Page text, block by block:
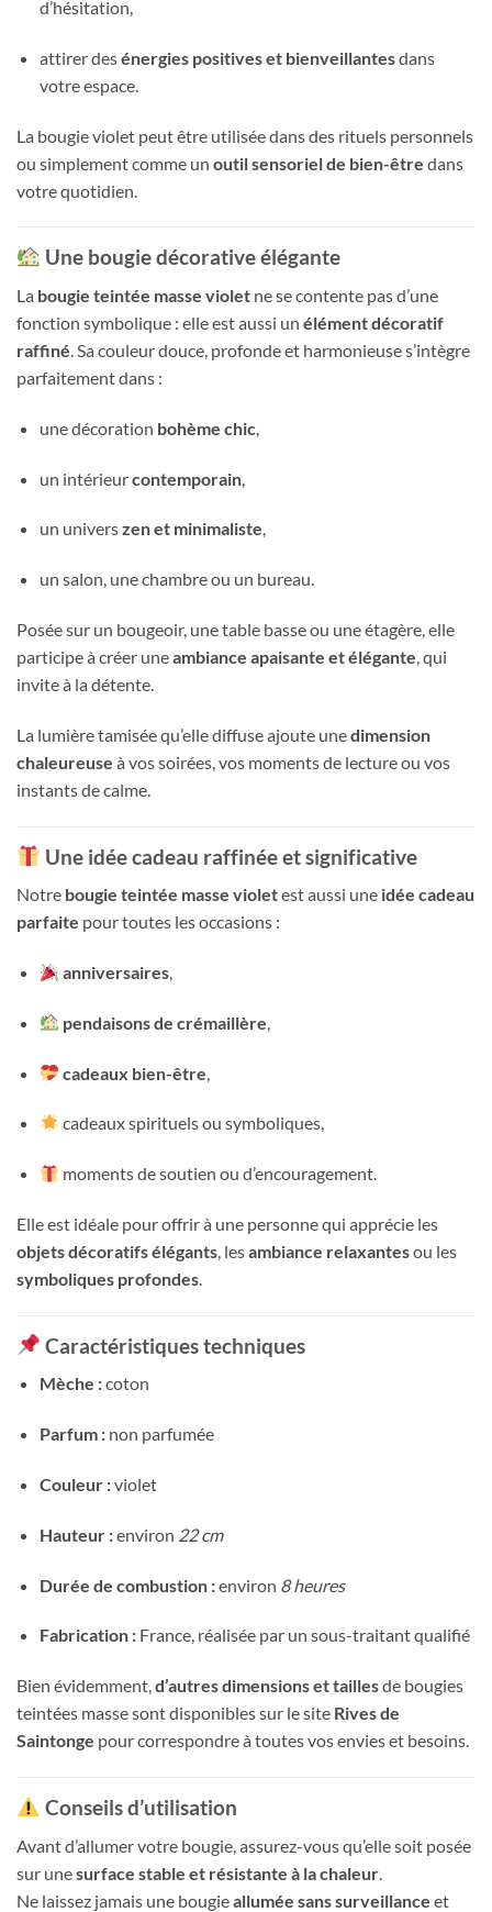
d’hésitation,
attirer desénergies positives et bienveillantesdans
votre espace.
La bougie violet peut être utilisée dans des rituels personnels
ou simplement comme un outil sensoriel de bien-être dans
votre quotidien.
Une bougie décorative élégante
La bougie teintée masse violet ne se contente pas d’une
fonction symbolique : elle est aussi un élément décoratif
raffiné. Sa couleur douce, profonde et harmonieuse s’intègre
parfaitement dans :
une décoration bohème chic,
un intérieurcontemporain,
un universzen et minimaliste,
un salon, une chambre ou un bureau.
Posée sur un bougeoir, une table basse ou une étagère, elle
participe à créer uneambiance apaisante et élégante, qui
invite à la détente.
La lumière tamisée qu’elle diffuse ajoute unedimension
chaleureuse à vos soirées, vos moments de lecture ou vos
instants de calme.
Une idée cadeau raffinée et significative
Notre bougie teintée masse violetest aussi une idée cadeau
parfaite pour toutes les occasions :
anniversaires,
pendaisons de crémaillère
cadeaux bien-être
cadeaux spirituels ou symboliques,
moments de soutien ou d’encouragement.
Elle est idéale pour offrir à une personne qui apprécie les
objets décoratifs élégants, lesambiance relaxantesou les
symboliques profondes.
Caractéristiques techniques
Mèche :coton
Parfum :non parfumée
Couleur :violet
Hauteur :environ 22 cm
Durée de combustion :environ 8 heures
Fabrication :France, réalisée par un sous-traitant qualifié
Bien évidemment,d’autres dimensions et taillesde bougies
teintées masse sont disponibles sur le site Rives de
Saintonge pour correspondre à toutes vos envies et besoins.
Conseils d’utilisation
Avant d’allumer votre bougie, assurez-vous qu’elle soit posée
sur unesurface stable et résistante à la chaleur
Ne laissez jamais une bougieallumée sans surveillance et